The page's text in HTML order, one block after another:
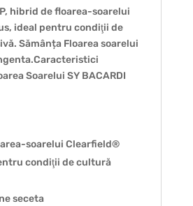
hibrid de floarea-soarelui
ideal pentru condiţii de
Sămânța Floarea soarelui
Soarelui SY BACARDI
soarelui Clearfield®
condiţii de cultură
seceta